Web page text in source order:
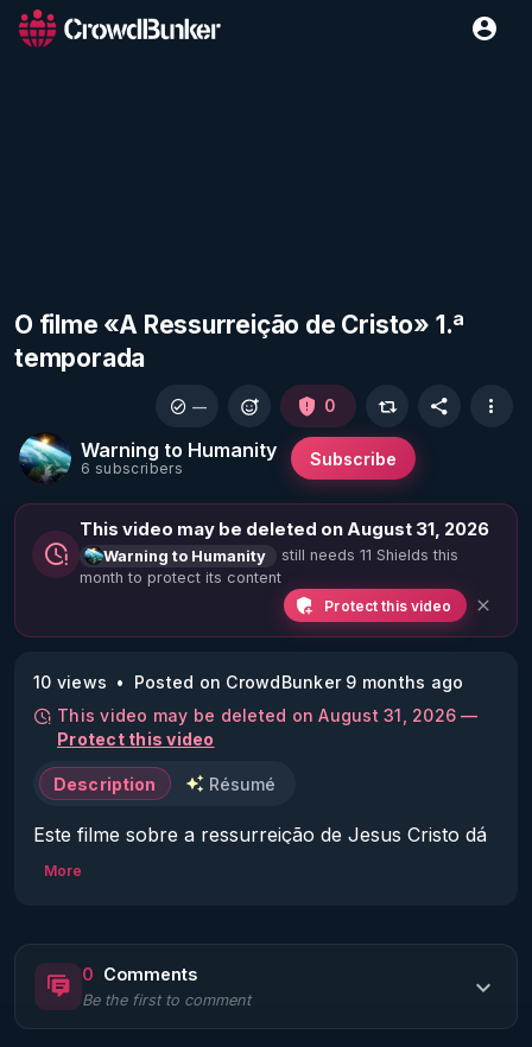
O filme «A Ressurreição de Cristo» 1.ª
temporada
Warning to Humanity
6 subscribers Subscribe
— 0
This video may be deleted on August 31, 2026
Warning to Humanity
still needs 11 Shields this
month to protect its content
Protect this video
10 views
Posted on CrowdBunker 9 months ago
This video may be deleted on August 31, 2026 —
Protect this video
Description Résumé
Este filme sobre a ressurreição de Jesus Cristo dá
testemunho da verdade segundo o Evangelho.
temporada:
https://vkpatriarhat.org/pg/ressurreicao-cristo-1a-
temporada/
More
0 Comments
Be the first to comment